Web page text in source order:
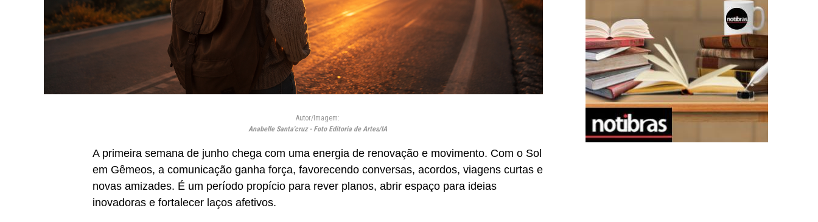
Autor/Imagem:
Anabelle Santa'cruz - Foto Editoria de Artes/IA
A primeira semana de junho chega com uma energia de renovação e movimento. Com o Sol
em Gêmeos, a comunicação ganha força, favorecendo conversas, acordos, viagens curtas e
novas amizades. É um período propício para rever planos, abrir espaço para ideias
inovadoras e fortalecer laços afetivos.